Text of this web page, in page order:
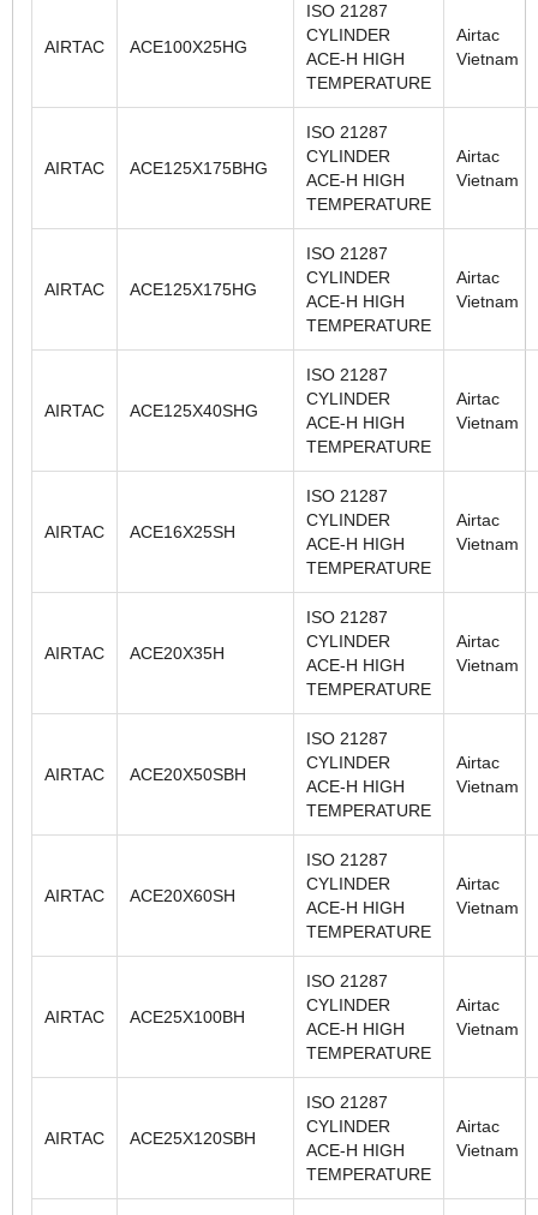
AIRTAC ACE100X25HG
ISO 21287
CYLINDER
ACE-H HIGH
TEMPERATURE
Airtac
Vietnam
AIRTAC ACE125X175BHG
ISO 21287
CYLINDER
ACE-H HIGH
TEMPERATURE
Airtac
Vietnam
AIRTAC ACE125X175HG
ISO 21287
CYLINDER
ACE-H HIGH
TEMPERATURE
Airtac
Vietnam
AIRTAC ACE125X40SHG
ISO 21287
CYLINDER
ACE-H HIGH
TEMPERATURE
Airtac
Vietnam
AIRTAC ACE16X25SH
ISO 21287
CYLINDER
ACE-H HIGH
TEMPERATURE
Airtac
Vietnam
AIRTAC ACE20X35H
ISO 21287
CYLINDER
ACE-H HIGH
TEMPERATURE
Airtac
Vietnam
AIRTAC ACE20X50SBH
ISO 21287
CYLINDER
ACE-H HIGH
TEMPERATURE
Airtac
Vietnam
AIRTAC ACE20X60SH
ISO 21287
CYLINDER
ACE-H HIGH
TEMPERATURE
Airtac
Vietnam
AIRTAC ACE25X100BH
ISO 21287
CYLINDER
ACE-H HIGH
TEMPERATURE
Airtac
Vietnam
AIRTAC ACE25X120SBH
ISO 21287
CYLINDER
ACE-H HIGH
TEMPERATURE
Airtac
Vietnam